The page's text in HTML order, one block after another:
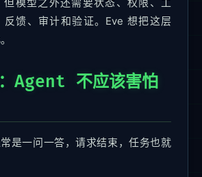
反馈、审计和验证。Eve 想把这层
Agent 不应该害怕
是一问一答，请求结束，任务也就